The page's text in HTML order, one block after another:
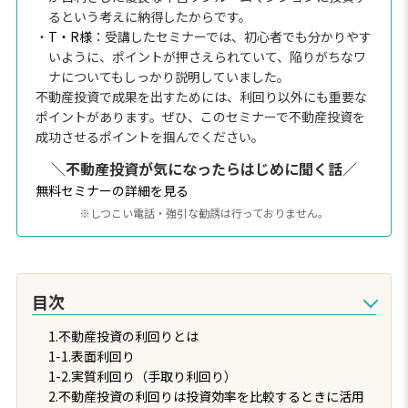
るという考えに納得したからです。
・ T・R様：受講したセミナーでは、初心者でも分かりやす
いように、ポイントが押さえられていて、陥りがちなワ
ナについてもしっかり説明していました。
不動産投資で成果を出すためには、利回り以外にも重要な
ポイントがあります。ぜひ、このセミナーで不動産投資を
成功させるポイントを掴んでください。
＼不動産投資が気になったらはじめに聞く話／
無料セミナーの詳細を見る
※しつこい電話・強引な勧誘は行っておりません。
目次
1.不動産投資の利回りとは
1-1.表面利回り
1-2.実質利回り（手取り利回り）
2.不動産投資の利回りは投資効率を比較するときに活用